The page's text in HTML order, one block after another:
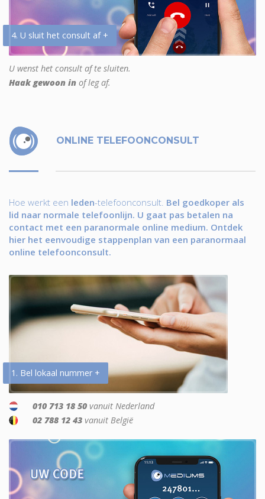
4. U sluit het consult af +
U wenst het consult af te sluiten.
Haak gewoon in of leg af.
ONLINE TELEFOONCONSULT
Hoe werkt een leden-telefoonconsult. Bel goedkoper als
lid naar normale telefoonlijn. U gaat pas betalen na
contact met een paranormale online medium. Ontdek
hier het eenvoudige stappenplan van een paranormaal
online telefoonconsult.
1. Bel lokaal nummer +
010 713 18 50 vanuit Nederland
02 788 12 43 vanuit België